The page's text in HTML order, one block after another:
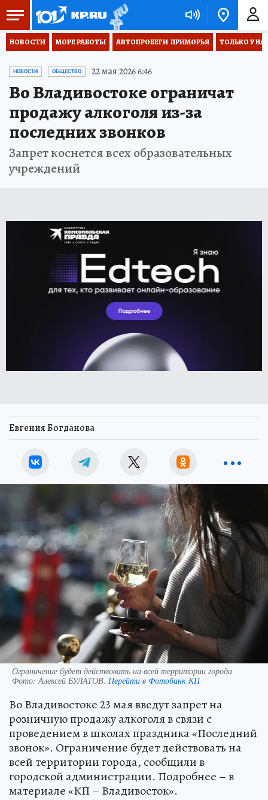
НОВОСТИ МОРЕ РАБОТЫ АВТОПРОБЕГИ  ПРИМОРЬЯ ТОЛЬКО У
НОВОСТИ ОБЩЕСТВО 22 мая 2026 6:46
Во Владивостоке ограничат
продажу алкоголя из-за
последних звонков
Запрет коснется всех образовательных
учреждений
Евгения Богданова
Ограничение будет действовать на всей территории города
Фото:Алексей БУЛАТОВ. Перейти в Фотобанк КП
Во Владивостоке 23 мая введут запрет на
розничную продажу алкоголя в связи с
проведением в школах праздника «Последний
звонок». Ограничение будет действовать на
всей территории города, сообщили в
городской администрации. Подробнее – в
материале «КП – Владивосток».